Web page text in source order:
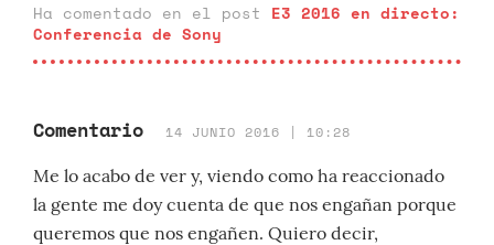
Ha comentado en el post E3 2016 en directo:
Conferencia de Sony
Comentario 14 JUNIO 2016 | 10:28
Me lo acabo de ver y, viendo como ha reaccionado
la gente me doy cuenta de que nos engañan porque
queremos que nos engañen. Quiero decir,